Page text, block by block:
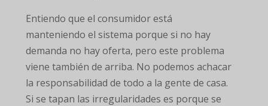
Entiendo que el consumidor está
manteniendo el sistema porque si no hay
demanda no hay oferta, pero este problema
viene también de arriba. No podemos achacar
la responsabilidad de todo a la gente de casa.
Si se tapan las irregularidades es porque se